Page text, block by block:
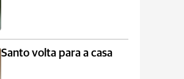
Santo volta para a casa